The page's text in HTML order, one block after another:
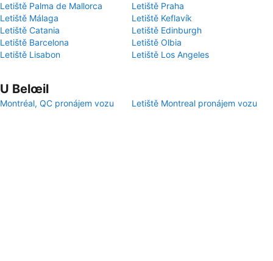
Letiště Palma de Mallorca
Letiště Praha
Letiště Málaga
Letiště Keflavík
Letiště Catania
Letiště Edinburgh
Letiště Barcelona
Letiště Olbia
Letiště Lisabon
Letiště Los Angeles
U Belœil
Montréal, QC pronájem vozu Letiště Montreal pronájem vozu